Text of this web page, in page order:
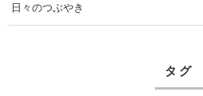
日々のつぶやき
タグ